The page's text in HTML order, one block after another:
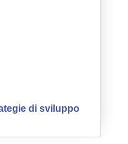
di sviluppo